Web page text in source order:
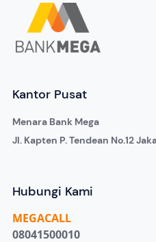
Kantor Pusat
Menara Bank Mega
Jl. Kapten P. Tendean No.12
Hubungi Kami
MEGACALL
08041500010